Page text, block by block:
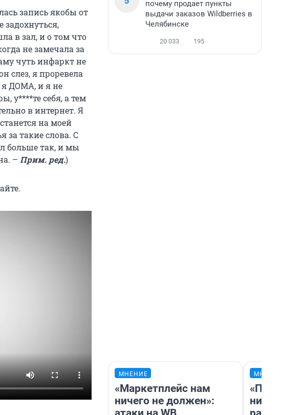
запись якобы от
в зал, и о том что
не замечала за
чуть инфаркт не
слез, я проревела
я ДОМА, и я не
у****те себя, а тем
в интернет. Я
на моей
за такие слова. С
больше так, и мы
– Прим. ред.)
почему продает пункты
выдачи заказов Wildberries в
Челябинске
20 033 195
МНЕНИЕ
«Маркетплейс нам
ничего не должен»: